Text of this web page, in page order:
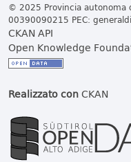
© 2025 Provincia autonoma
00390090215 PEC:
CKAN API
Open Knowledge
Realizzato conCKAN